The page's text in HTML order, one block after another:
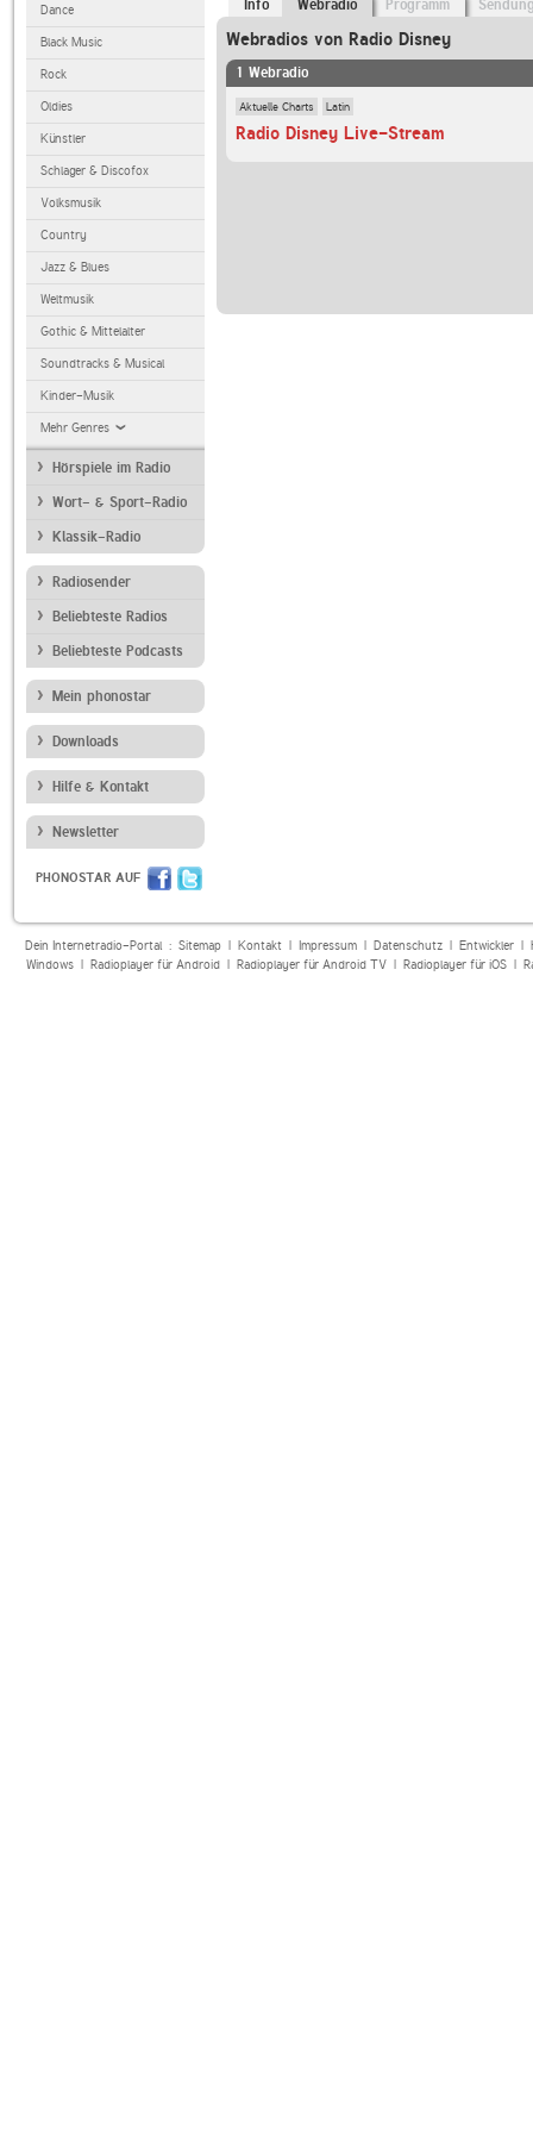
Dance
Black Music
Rock
Oldies
Künstler
Schlager & Discofox
Volksmusik
Country
Jazz & Blues
Weltmusik
Gothic & Mittelalter
Soundtracks & Musical
Kinder-Musik
Mehr Genres
Hörspiele im Radio
Wort- & Sport-Radio
Klassik-Radio
Radiosender
Beliebteste Radios
Beliebteste Podcasts
Mein phonostar
Downloads
Hilfe & Kontakt
Newsletter
PHONOSTAR AUF
Info Webradio Programm
Webradios von Radio Disney
1 Webradio
Aktuelle Charts Latin
Radio Disney Live-Stream
Dein Internetradio-Portal : Sitemap| Kontakt| Impressum| Datenschutz| Entwickler|
Windows| Radioplayer für Android| Radioplayer für Android TV| Radioplayer für iOS|